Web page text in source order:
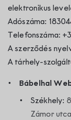
elektronikus
Adószáma:
Telefonszáma:
A szerződés
A tárhely-
Bábelhal
Székhely:
Zámor